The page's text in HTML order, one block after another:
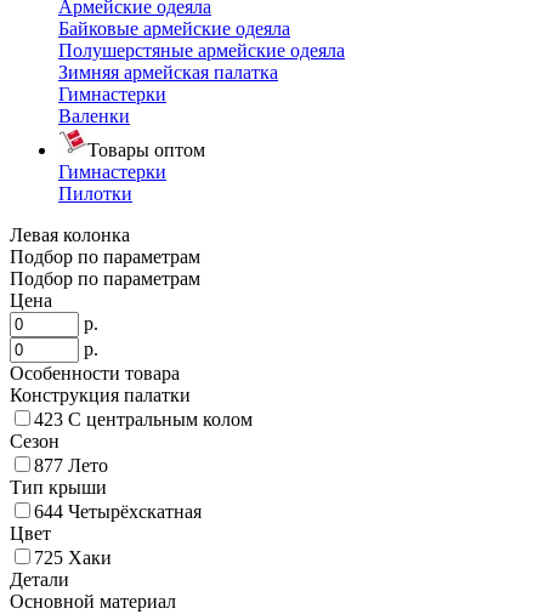
Армейские одеяла
Байковые армейские одеяла
Полушерстяные армейские одеяла
Зимняя армейская палатка
Гимнастерки
Валенки
Товары оптом
Гимнастерки
Пилотки
Левая колонка
Подбор по параметрам
Подбор по параметрам
Цена
р.
р.
Особенности товара
Конструкция палатки
423 С центральным колом
Сезон
877 Лето
Тип крыши
644 Четырёхскатная
Цвет
725 Хаки
Детали
Основной материал